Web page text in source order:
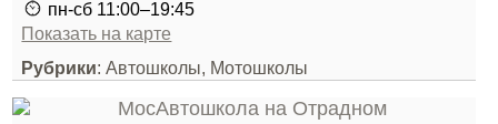
пн-сб 11:00–19:45
Показать на карте
Рубрики: Автошколы, Мотошколы